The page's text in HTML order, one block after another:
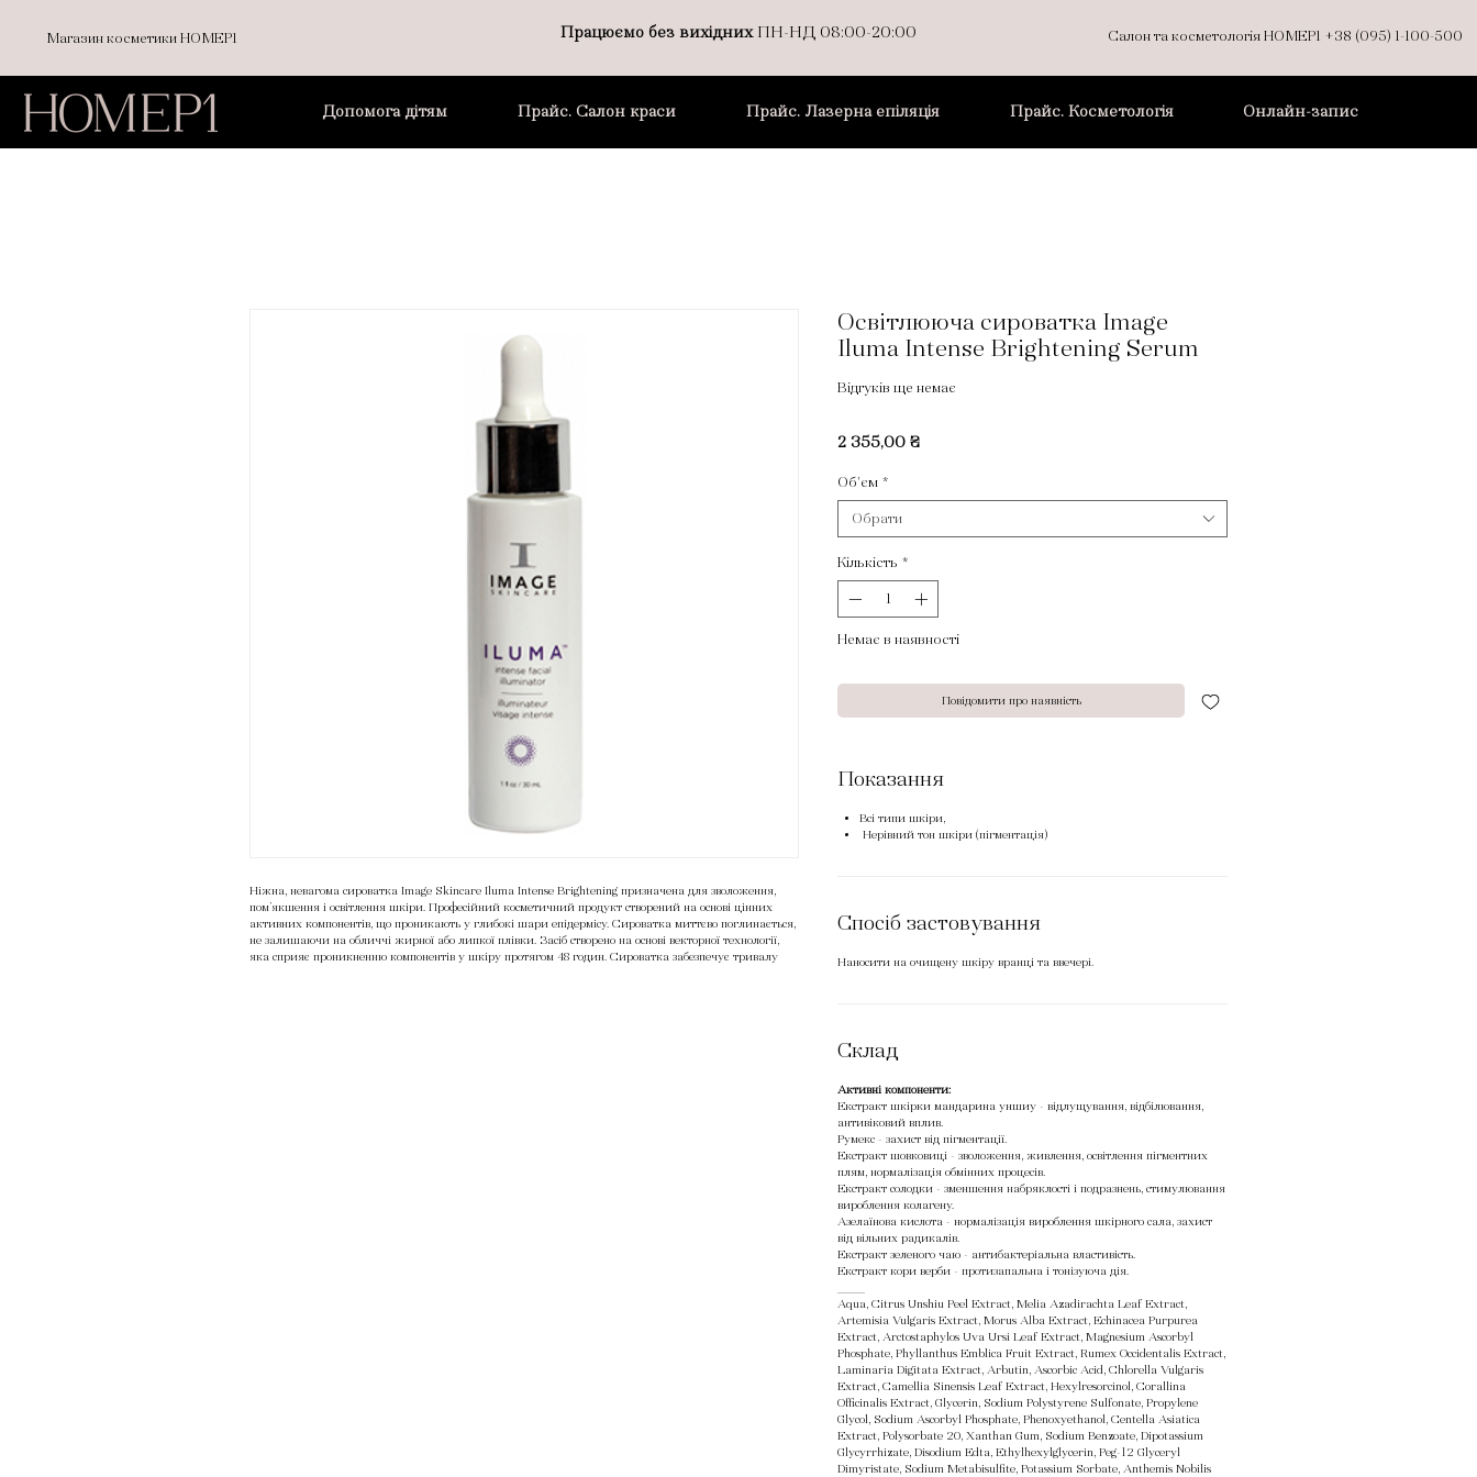
Магазин косметики НОМЕР1 Працюємо без вихіднихПН-НД 08:00-20:00 Салон та косметологія НОМЕР1 +38 (095) 1-100-500
Допомога дітям Прайс. Салон краси Прайс. Лазерна епіляція Прайс. Косметологія Онлайн-запис
Ніжна, невагома сироватка Image Skincare Iluma Intense Brightening призначена для зволоження,
пом’якшення і освітлення шкіри. Професійний косметичний продукт створений на основі цінних
активних компонентів, що проникають у глибокі шари епідермісу. Сироватка миттєво поглинається,
не залишаючи на обличчі жирної або липкої плівки. Засіб створено на основі векторної технології,
яка сприяє проникненню компонентів у шкіру протягом 48 годин. Сироватка забезпечує тривалу
Освітлююча сироватка Image
Iluma Intense Brightening Serum
Відгуків ще немає
2 355,00 ₴Ціна
Об'єм *
Обрати
Кількість *
Немає в наявності
Повідомити про наявність
Показання
Всі типи шкіри,
Нерівний тон шкіри (пігментація)
Спосіб застовування
Наносити на очищену шкіру вранці та ввечері.
Склад
Активні компоненти:
Екстракт шкірки мандарина уншиу - відлущування, відбілювання,
антивіковий вплив.
Румекс - захист від пігментації.
Екстракт шовковиці - зволоження, живлення, освітлення пігментних
плям, нормалізація обмінних процесів.
Екстракт солодки - зменшення набряклості і подразнень, стимулювання
вироблення колагену.
Азелаїнова кислота - нормалізація вироблення шкірного сала, захист
від вільних радикалів.
Екстракт зеленого чаю - антибактеріальна властивість.
Екстракт кори верби - протизапальна і тонізуюча дія.
Aqua, Citrus Unshiu Peel Extract, Melia Azadirachta Leaf Extract,
Artemisia Vulgaris Extract, Morus Alba Extract, Echinacea Purpurea
Extract, Arctostaphylos Uva Ursi Leaf Extract, Magnesium Ascorbyl
Phosphate, Phyllanthus Emblica Fruit Extract, Rumex Occidentalis Extract,
Laminaria Digitata Extract, Arbutin, Ascorbic Acid, Chlorella Vulgaris
Extract, Camellia Sinensis Leaf Extract, Hexylresorcinol, Corallina
Officinalis Extract, Glycerin, Sodium Polystyrene Sulfonate, Propylene
Glycol, Sodium Ascorbyl Phosphate, Phenoxyethanol, Centella Asiatica
Extract, Polysorbate 20, Xanthan Gum, Sodium Benzoate, Dipotassium
Glycyrrhizate, Disodium Edta, Ethylhexylglycerin, Peg-12 Glyceryl
Dimyristate, Sodium Metabisulfite, Potassium Sorbate, Anthemis Nobilis